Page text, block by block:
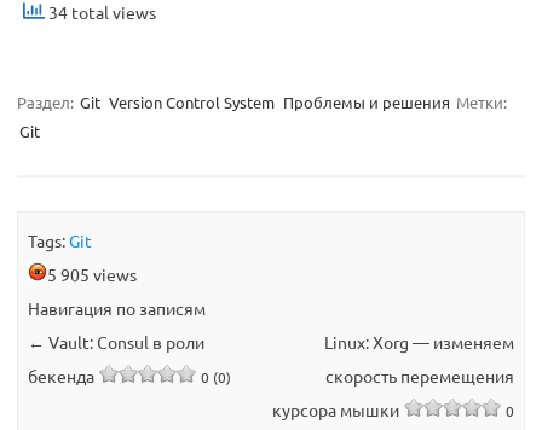
34 total views
Раздел: Git Version Control System Проблемы и решения Метки:
Git
Tags:Git
5 905 views
Навигация по записям
← Vault: Consul в роли
бекенда
0 (0)
Linux: Xorg — изменяем
скорость перемещения
курсора мышки
0